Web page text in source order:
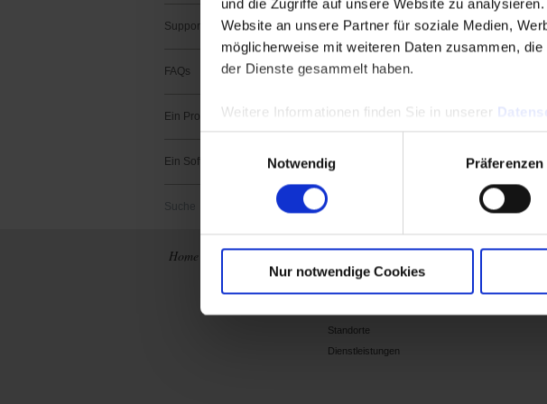
und die Zugriffe auf unsere Website zu
Website an unsere Partner für soziale Medien,
möglicherweise mit weiteren Daten zusammen,
der Dienste gesammelt haben.
Weitere Informationen finden Sie in unserer
Notwendig
Präferenzen
Nur notwendige Cookies
Support kontaktieren
FAQs
Ein Produkt registrieren
Ein Software registrieren
Suche
Kein Produkt gefunden
Home Neuigkeiten Konzern
Standorte
Dienstleistungen
Produkte Support